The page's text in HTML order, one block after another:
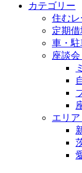
カテゴリー
住む
定期
車・
座談
エリ